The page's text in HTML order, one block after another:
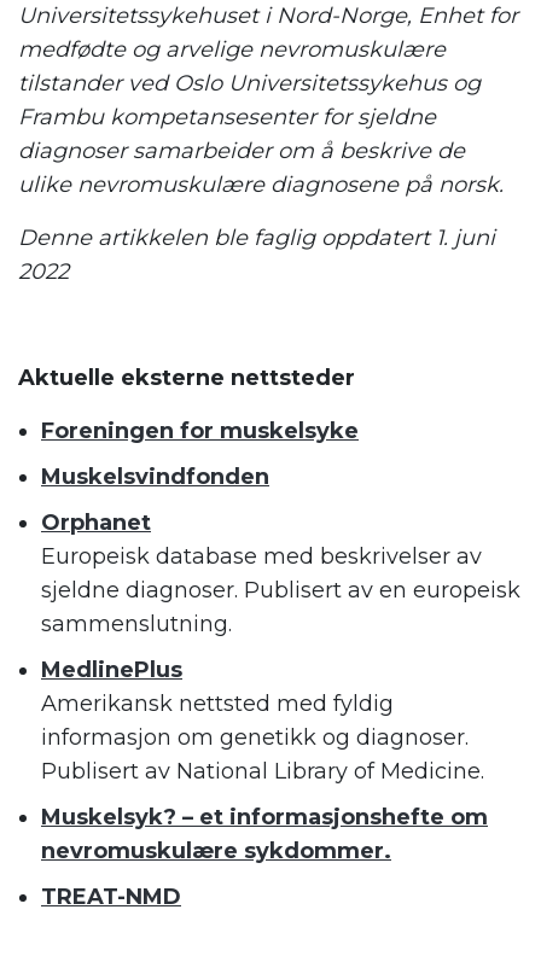
Universitetssykehuset i Nord-Norge, Enhet for
medfødte og arvelige nevromuskulære
tilstander ved Oslo Universitetssykehus og
Frambu kompetansesenter for sjeldne
diagnoser samarbeider om å beskrive de
ulike nevromuskulære diagnosene på norsk.
Denne artikkelen ble faglig oppdatert 1. juni
2022
Aktuelle eksterne nettsteder
Foreningen for muskelsyke
Muskelsvindfonden
Orphanet
Europeisk database med beskrivelser av
sjeldne diagnoser. Publisert av en europeisk
sammenslutning.
MedlinePlus
Amerikansk nettsted med fyldig
informasjon om genetikk og diagnoser.
Publisert av National Library of Medicine.
Muskelsyk? – et informasjonshefte om
nevromuskulære sykdommer.
TREAT-NMD